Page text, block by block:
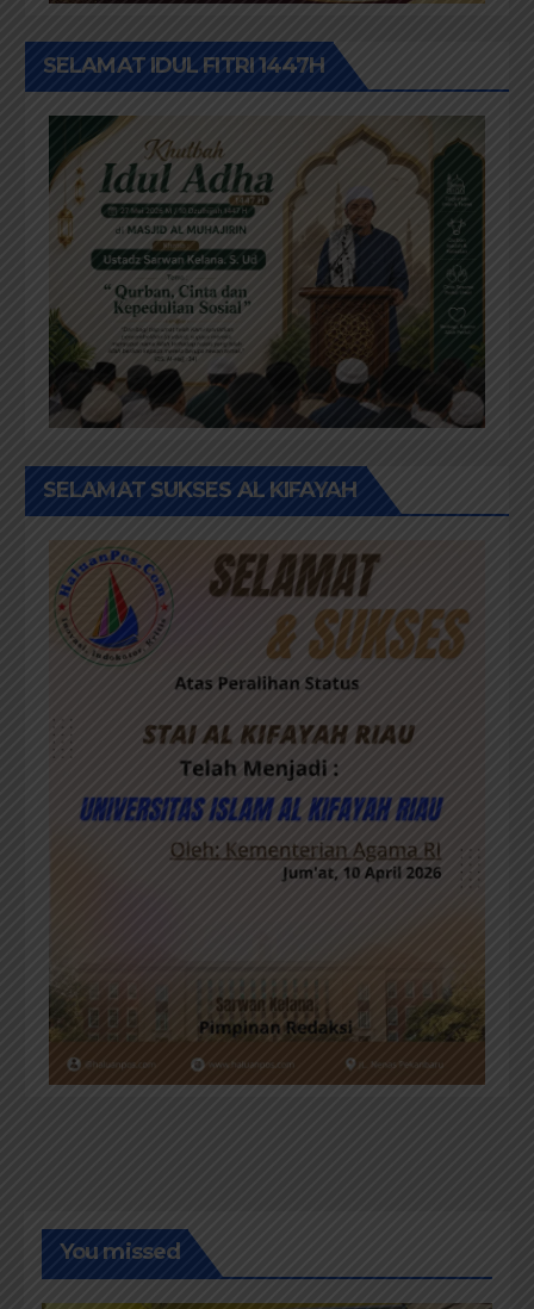
SELAMAT IDUL FITRI 1447H
SELAMAT SUKSES AL KIFAYAH
You missed